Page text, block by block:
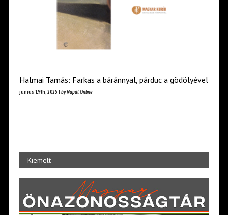
Halmai Tamás: Farkas a báránnyal, párduc a gödölyével
június 19th, 2025 | by Napút Online
Kiemelt